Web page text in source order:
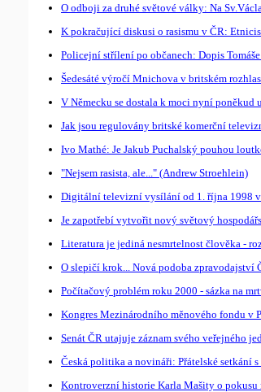
O odboji za druhé světové války: Na
K pokračující diskusi o rasismu v ČR:
Policejní střílení po občanech: Dopis
Šedesáté výročí Mnichova v britském
V Německu se dostala k moci nyní poněkud
Jak jsou regulovány britské komerční
Ivo Mathé: Je Jakub Puchalský pouhou
"Nejsem rasista, ale..." (Andrew Stroehlein)
Digitální televizní vysílání od 1. října 1998
Je zapotřebí vytvořit nový světový
Literatura je jediná nesmrtelnost člověka -
O slepičí krok... Nová podoba zpravodajství
Počítačový problém roku 2000 - sázka na
Kongres Mezinárodního měnového fondu v
Senát ČR utajuje záznam svého veřejného
Česká politika a novináři: Přátelské setkání
Kontroverzní historie Karla Mašity o